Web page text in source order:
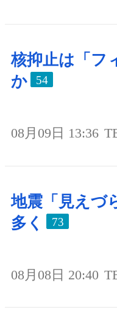
核抑止は「フ
か
54
08月09日 13:36
地震「見えづ
多く
73
08月08日 20:40